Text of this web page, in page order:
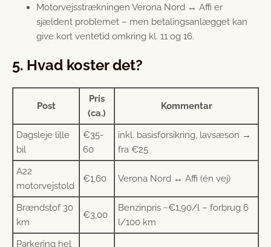
Motorvejsstrækningen Verona Nord ↔ Affi er
sjældent problemet – men betalingsanlægget kan
give kort ventetid omkring kl. 11 og 16.
5. Hvad koster det?
Post
Pris
(ca.)
Kommentar
Dagsleje lille
bil
€35-
60
inkl. basisforsikring, lavsæson →
fra €25
A22
motorvejstold
€1,60 Verona Nord ↔ Affi (én vej)
Brændstof 30
km
€3,00
Benzinpris ~€1,90/l – forbrug 6
l/100 km
Parkering hel